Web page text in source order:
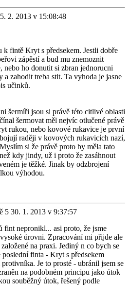
5. 2. 2013 v 15:08:48
fintě Kryt s předsekem. Jestli dobře
zápěstí a bud mu znemoznit
nebo ho donutit si zbran jednorucni
a zahodit treba stit. Ta vyhoda je jasne
učinků.
šermíři jsou si právě této citlivé oblasti
šermovat měl nejvíc otlučené právě
rukou, nebo kovové rukavice je první
raději v kovových rukavicích nazí,
si že právě proto by měla tato
kdy jindy, už i proto že zasáhnout
je těžké. Jinak by odzbrojení
výhodou.
30. 1. 2013 v 9:37:57
fint nepronikl... asi proto, že jsme
úrovni. Zpracování mi přijde ale
na praxi. Jediný n co bych se
poslední finta - Kryt s předsekem
Je to prosté - ubránil jsem se
na podobném principu jako útok
souběžný útok, řešený podle